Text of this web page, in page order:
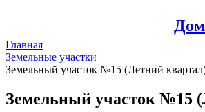
Главная
Земельные участки
Земельный участок №15 (Летний
Земельный участок №15